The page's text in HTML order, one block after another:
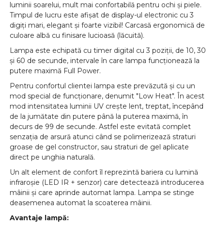
luminii soarelui, mult mai confortabilă pentru ochi și piele.
Timpul de lucru este afișat de display-ul electronic cu 3
digiți mari, elegant și foarte vizibil! Carcasă ergonomică de
culoare albă cu finisare lucioasă (lăcuită).
Lampa este echipată cu timer digital cu 3 poziții, de 10, 30
și 60 de secunde, intervale în care lampa funcționează la
putere maximă Full Power.
Pentru confortul clientei lampa este prevăzută și cu un
mod special de funcționare, denumit "Low Heat". În acest
mod intensitatea luminii UV crește lent, treptat, începând
de la jumătate din putere până la puterea maximă, în
decurs de 99 de secunde. Astfel este evitată complet
senzația de arsură atunci când se polimerizează straturi
groase de gel constructor, sau straturi de gel aplicate
direct pe unghia naturală.
Un alt element de confort îl reprezintă bariera cu lumină
infraroșie (LED IR + senzor) care detectează introducerea
mâinii și care aprinde automat lampa. Lampa se stinge
deasemenea automat la scoaterea mâinii.
Avantaje lampă: